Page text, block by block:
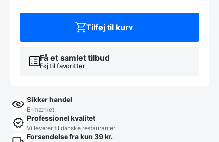
antal
Få et samlet tilbud
Føj til favoritter
Tilføj til kurv
Sikker handel
E-mærket
Professionel kvalitet
Vi leverer til danske restauranter
Forsendelse fra kun 39 kr.